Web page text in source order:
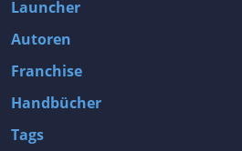
Launcher
Autoren
Franchise
Handbücher
Tags